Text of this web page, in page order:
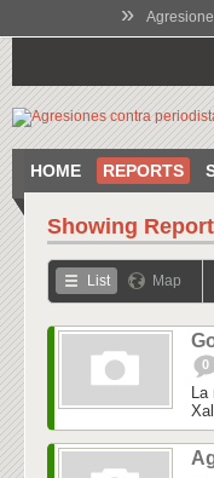
»
HOME REPORTS
Showing
List Map
0
La